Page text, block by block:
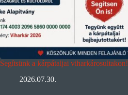
Segítsünk a kárpátaljai viharkárosultakon!
2026.07.30.